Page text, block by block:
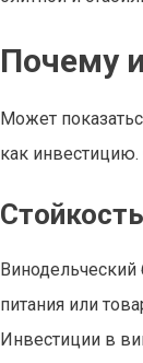
Почему
Может
как
питания или
Инвестиции в